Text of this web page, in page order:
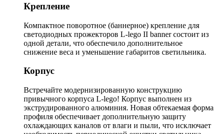
Крепление
Компактное поворотное (баннерное) крепление для
светодиодных прожекторов L-lego II banner состоит из
одной детали, что обеспечило дополнительное
снижение веса и уменьшение габаритов светильника.
Корпус
Встречайте модернизированную конструкцию
привычного корпуса L-lego! Корпус выполнен из
экструдированного алюминия. Новая обтекаемая форма
профиля обеспечивает дополнительную защиту
охлаждающих каналов от влаги и пыли, что исключает